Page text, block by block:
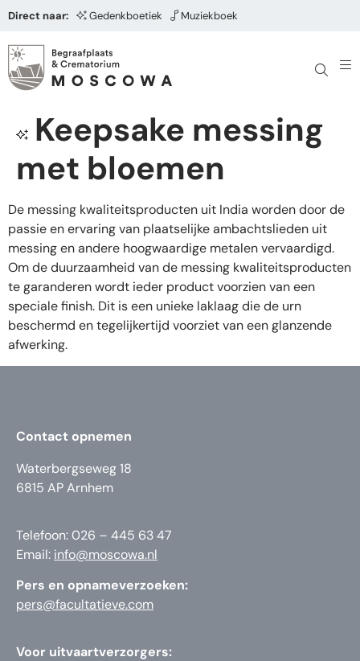
Direct naar: Gedenkboetiek Muziekboek
Keepsake messing
met bloemen
De messing kwaliteitsproducten uit India worden door de
passie en ervaring van plaatselijke ambachtslieden uit
messing en andere hoogwaardige metalen vervaardigd.
Om de duurzaamheid van de messing kwaliteitsproducten
te garanderen wordt ieder product voorzien van een
speciale finish. Dit is een unieke laklaag die de urn
beschermd en tegelijkertijd voorziet van een glanzende
afwerking.
Contact opnemen
Waterbergseweg 18
6815 AP Arnhem
Telefoon: 026 – 445 63 47
Email: info@moscowa.nl
Pers en opnameverzoeken:
pers@facultatieve.com
Voor uitvaartverzorgers: